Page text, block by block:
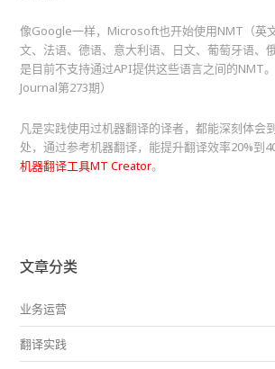
像Google一样，Microsoft也开始使用NMT（英
文、法语、德语、意大利语、日文、葡萄牙语、
是目前不支持通过API提供这些语言之间的NMT
Journal第273期）
凡是实践使用过机器翻译的译者，都能深刻体会
处，通过参考机器翻译，能提升翻译效率20%到
机器翻译工具MT Creator。
文章分类
业务运营
翻译实践